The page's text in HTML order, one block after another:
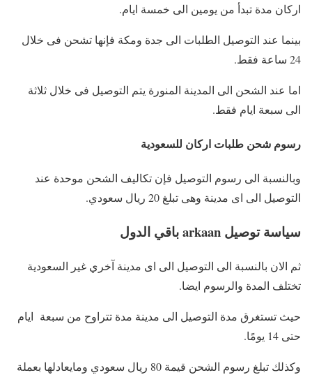
اركان مدة تبدأ من يومين الى خمسة ايام.
بينما عند التوصيل الطلبات الى جدة ومكة فإنها تشحن فى خلال
24 ساعة فقط.
اما عند الشحن الى المدينة المنورة يتم التوصيل فى خلال ثلاثة
الى سبعة ايام فقط.
رسوم شحن طلبات اركان للسعودية
وبالنسبة الى رسوم التوصيل فإن تكاليف الشحن موحدة عند
التوصيل الى اى مدينة وهى تبلغ 20 ريال سعودي.
سياسة توصيل arkaan باقي الدول
ثم الان بالنسبة الى التوصيل الى اى مدينة آخري غير السعودية
تختلف المدة والرسوم ايضا.
حيث تستغرق مدة التوصيل الى مدينة مدة تتراوح من سبعة ايام
حتى 14 يومًا.
وكذلك تبلغ رسوم الشحن قيمة 80 ريال سعودي ومايعادلها بعملة